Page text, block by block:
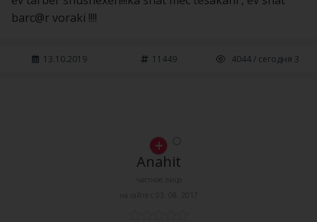
barc@r voraki !!!!
13.10.2019 11449 4044 / сегодня 3
Anahit